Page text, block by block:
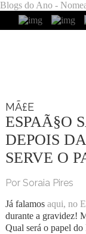
Blogs do Ano -
MÃ£E
ESPAÃ§O
DEPOIS
SERVE O
Por Soraia Pires
Já falamos aqui, no
durante a gravidez!
Qual será o papel